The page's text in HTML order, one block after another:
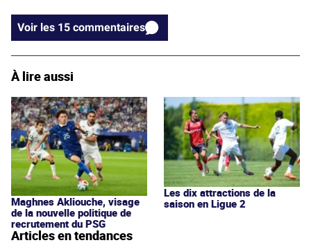
Voir les 15 commentaires
À lire aussi
Maghnes Akliouche, visage
de la nouvelle politique de
recrutement du PSG
Les dix attractions de la
saison en Ligue 2
Articles en tendances